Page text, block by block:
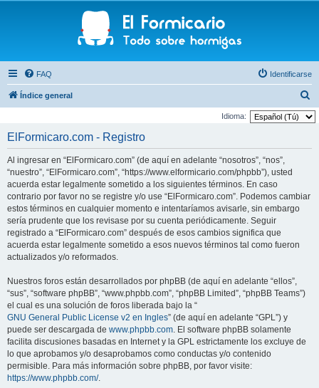
FAQ Identificarse
Índice general
u
Idioma:
ElFormicaro.com - Registro
Al ingresar en “ElFormicaro.com” (de aquí en adelante “nosotros”, “nos”,
“nuestro”, “ElFormicaro.com”, “https://www.elformicario.com/phpbb”), usted
acuerda estar legalmente sometido a los siguientes términos. En caso
contrario por favor no se registre y/o use “ElFormicaro.com”. Podemos cambiar
estos términos en cualquier momento e intentaríamos avisarle, sin embargo
sería prudente que los revisase por su cuenta periódicamente. Seguir
registrado a “ElFormicaro.com” después de esos cambios significa que
acuerda estar legalmente sometido a esos nuevos términos tal como fueron
actualizados y/o reformados.
Nuestros foros están desarrollados por phpBB (de aquí en adelante “ellos”,
“sus”, “software phpBB”, “www.phpbb.com”, “phpBB Limited”, “phpBB Teams”)
el cual es una solución de foros liberada bajo la “
GNU General Public License v2 en Ingles” (de aquí en adelante “GPL”) y
puede ser descargada de www.phpbb.com. El software phpBB solamente
facilita discusiones basadas en Internet y la GPL estrictamente los excluye de
lo que aprobamos y/o desaprobamos como conductas y/o contenido
permisible. Para más información sobre phpBB, por favor visite:
https://www.phpbb.com/.